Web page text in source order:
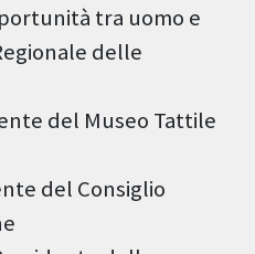
tra uomo e
delle
del Museo Tattile
del Consiglio